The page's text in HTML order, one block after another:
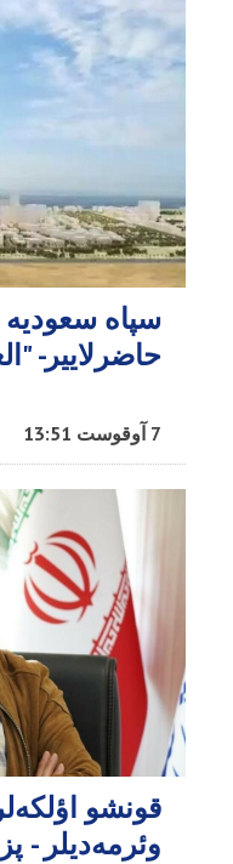
سپاه سعودیه
حاضرلاییر-
7 آوقوست 13:51
قونشو
وئرمه‌دیلر -